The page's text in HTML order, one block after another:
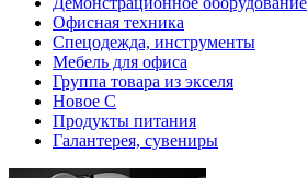
Офисная техника
Спецодежда, инструменты
Мебель для офиса
Группа товара из экселя
Новое С
Продукты питания
Галантерея, сувениры